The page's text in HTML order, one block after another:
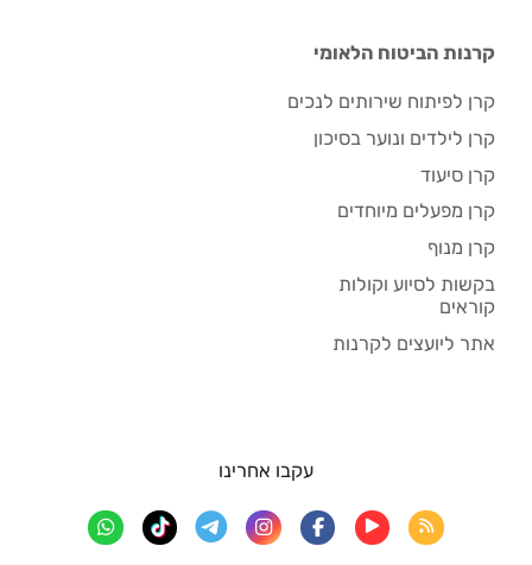
קרנות הביטוח הלאומי
קרן לפיתוח שירותים לנכים
קרן לילדים ונוער בסיכון
קרן סיעוד
קרן מפעלים מיוחדים
קרן מנוף
בקשות לסיוע וקולות
קוראים
אתר ליועצים לקרנות
עקבו אחרינו